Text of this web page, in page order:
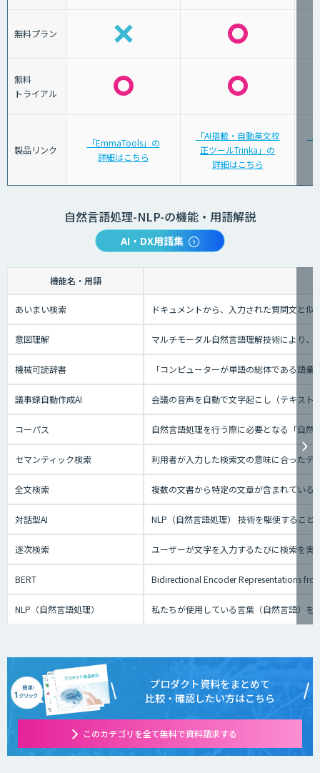
無料プラン
無料
トライアル
製品リンク
「EmmaTools」の
詳細はこちら
「AI搭載・自動英文校
正ツールTrinka」の
詳細はこちら
自然言語処理-NLP-の機能・用語解説
AI・DX用語集
機能名・用語
あいまい検索 ドキュメントから、入力された質問文と
意図理解 マルチモーダル自然言語理解技術により、
機械可読辞書 「コンピューターが単語の総体である語
議事録自動作成AI 会議の音声を自動で文字起こし（テキスト
コーパス 自然言語処理を行う際に必要となる「自
セマンティック検索 利用者が入力した検索文の意味に合ったデ
全文検索 複数の文書から特定の文章が含まれている
対話型AI NLP（自然言語処理） 技術を駆使するこ
逐次検索 ユーザーが文字を入力するたびに検索を
BERT Bidirectional Encoder Representations
NLP（自然言語処理） 私たちが使用している言葉（自然言語）を
プロダクト資料をまとめて
比較・確認したい方はこちら
このカテゴリを全て無料で資料請求する